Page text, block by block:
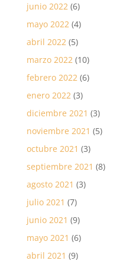
junio 2022(6)
mayo 2022(4)
abril 2022(5)
marzo 2022(10)
febrero 2022(6)
enero 2022(3)
diciembre 2021 (3)
noviembre 2021 (5)
octubre 2021 (3)
septiembre 2021 (8)
agosto 2021 (3)
julio 2021 (7)
junio 2021 (9)
mayo 2021 (6)
abril 2021 (9)